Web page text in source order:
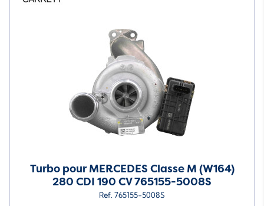
Turbo pour MERCEDES Classe M (W164)
280 CDI 190 CV 765155-5008S
Ref. 765155-5008S